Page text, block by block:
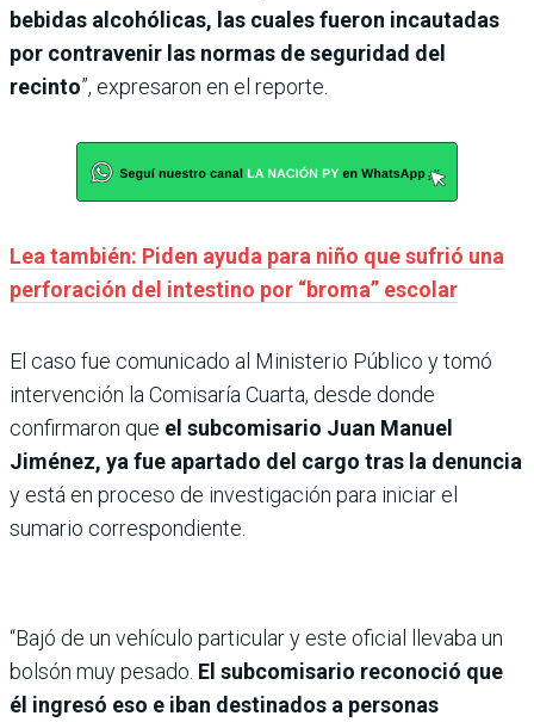
bebidas alcohólicas, las cuales fueron incautadas
por contravenir las normas de seguridad del
recinto”, expresaron en el reporte.
Lea también: Piden ayuda para niño que sufrió una
perforación del intestino por “broma” escolar
El caso fue comunicado al Ministerio Público y tomó
intervención la Comisaría Cuarta, desde donde
confirmaron que el subcomisario Juan Manuel
Jiménez, ya fue apartado del cargo tras la denuncia
y está en proceso de investigación para iniciar el
sumario correspondiente.
“Bajó de un vehículo particular y este oficial llevaba un
bolsón muy pesado. El subcomisario reconoció que
él ingresó eso e iban destinados a personas